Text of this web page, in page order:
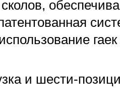
и шести-